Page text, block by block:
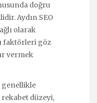
doğru
Aydın SEO
olarak
faktörleri göz
vermek
genellikle
düzeyi,